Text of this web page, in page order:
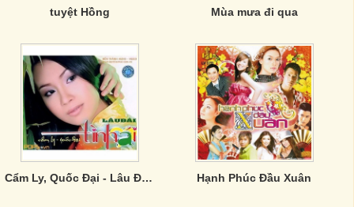
tuyệt Hồng Mùa mưa đi qua
Cẩm Ly, Quốc Đại - Lâu Đài Tình Ái Hạnh Phúc Đầu Xuân